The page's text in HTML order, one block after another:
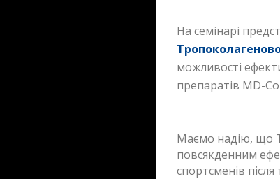
На семінарі
можливості
препаратів MD-
Маємо надію, що
повсякденним
спортсменів